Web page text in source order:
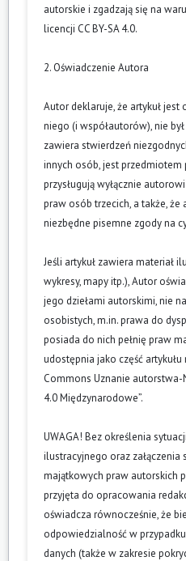
autorskie i zgadzają się na
licencji CC BY-SA 4.0.
2. Oświadczenie Autora
Autor deklaruje, że artykuł jest
niego (i współautorów), nie
zawiera stwierdzeń
innych osób, jest przedmiotem
przysługują wyłącznie
praw osób trzecich, a także, że
niezbędne pisemne zgody na
Jeśli artykuł zawiera materiał
wykresy, mapy itp.), Autor
jego dziełami autorskimi, nie
osobistych, m.in. prawa do
posiada do nich pełnię praw
udostępnia jako część artykułu
Commons Uznanie autorstwa-
4.0 Międzynarodowe”.
UWAGA! Bez określenia
ilustracyjnego oraz
majątkowych praw autorskich
przyjęta do opracowania
oświadcza równocześnie, że
odpowiedzialność w
danych (także w zakresie